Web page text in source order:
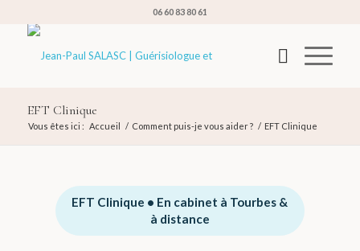
06 60 83 80 61
EFT Clinique
Vous êtes ici : Accueil / Comment puis-je vous aider ? / EFT Clinique
EFT Clinique • En cabinet à Tourbes &
à distance